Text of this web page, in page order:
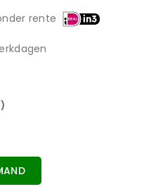
rente